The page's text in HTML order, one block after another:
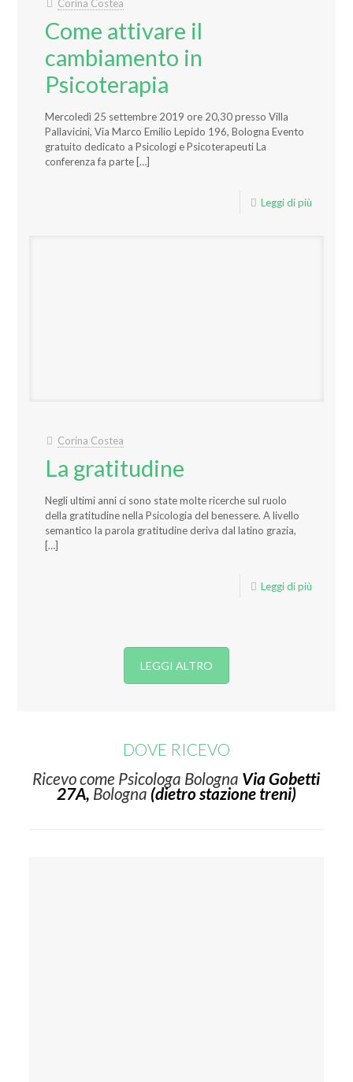
Corina Costea
Come attivare il
cambiamento in
Psicoterapia
Mercoledì 25 settembre 2019 ore 20,30 presso Villa
Pallavicini, Via Marco Emilio Lepido 196, Bologna Evento
gratuito dedicato a Psicologi e Psicoterapeuti La
conferenza fa parte[…]
Leggi di più
Corina Costea
La gratitudine
Negli ultimi anni ci sono state molte ricerche sul ruolo
della gratitudine nella Psicologia del benessere. A livello
semantico la parola gratitudine deriva dal latino grazia,
[…]
Leggi di più
LEGGI ALTRO
DOVE RICEVO
Ricevo come Psicologa Bologna Via Gobetti
27A, Bologna (dietro stazione treni)